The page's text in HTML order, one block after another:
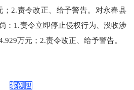
；2.责令改正、给予警告。对永春县
：1.责令立即停止侵权行为、没收涉
万元；2.责令改正、给予警告。
案例四